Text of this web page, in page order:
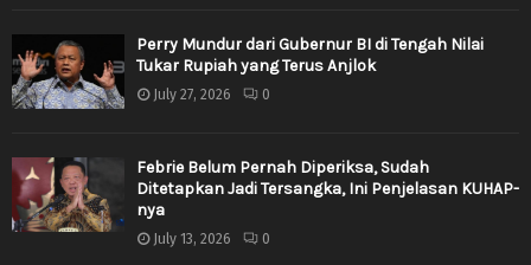
Perry Mundur dari Gubernur BI di Tengah Nilai
Tukar Rupiah yang Terus Anjlok
July 27, 2026 0
Febrie Belum Pernah Diperiksa, Sudah
Ditetapkan Jadi Tersangka, Ini Penjelasan KUHAP-
nya
July 13, 2026 0